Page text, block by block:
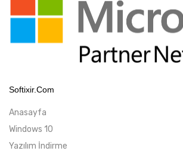
Softixir.com
Anasayfa
Windows 10
Yazılım İndirme